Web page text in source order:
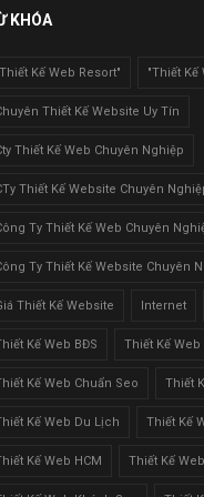
KHÓA
Kế Web Resort" "Thiết Kế
Thiết Kế Website Uy Tín
Thiết Kế Web Chuyên Nghiệp
Thiết Kế Website Chuyên
Ty Thiết Kế Web Chuyên
Ty Thiết Kế Website Chuyên
Thiết Kế Website Internet
Kế Web BĐS Thiết Kế Web
Kế Web Chuẩn Seo Thiết
Kế Web Du Lịch Thiết Kế
Kế Web HCM Thiết Kế